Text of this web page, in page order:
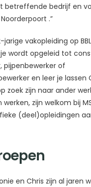
betreffende bedrijf en
.”
vakopleiding op
je wordt opgeleid tot
pijpenbewerker of
en leer je lassen
zoek zijn naar ander
zijn welkom bij
(deel)opleidingen
en Chris zijn al jaren